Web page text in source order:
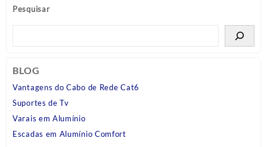
Pesquisar
BLOG
Vantagens do Cabo de Rede Cat6
Suportes de Tv
Varais em Alumínio
Escadas em Alumínio Comfort